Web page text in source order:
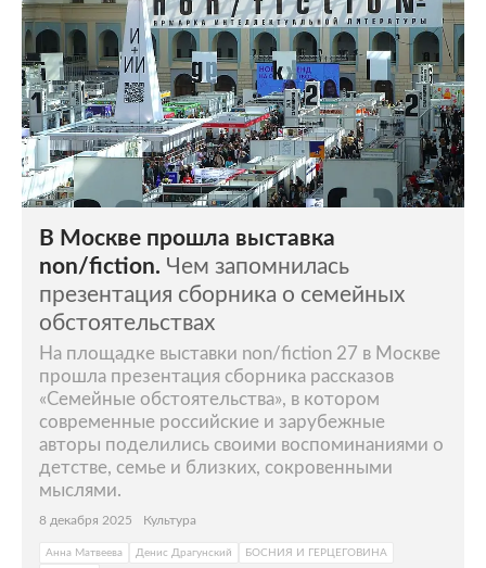
В Москве прошла выставка
non/fiction. Чем запомнилась
презентация сборника о семейных
обстоятельствах
На площадке выставки non/fiction 27 в Москве
прошла презентация сборника рассказов
«Семейные обстоятельства», в котором
современные российские и зарубежные
авторы поделились своими воспоминаниями о
детстве, семье и близких, сокровенными
мыслями.
8 декабря 2025 Культура
Анна Матвеева Денис Драгунский
БОСНИЯ И ГЕРЦЕГОВИНА